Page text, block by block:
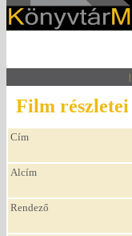
|
Film részletei
Cím
Alcím
Rendező